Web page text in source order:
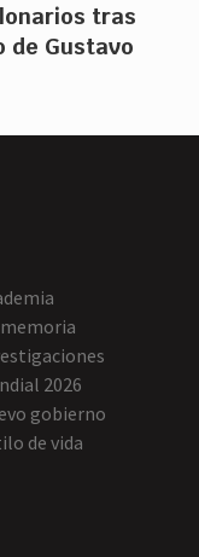
tras
Gustavo
2026
gobierno
de vida